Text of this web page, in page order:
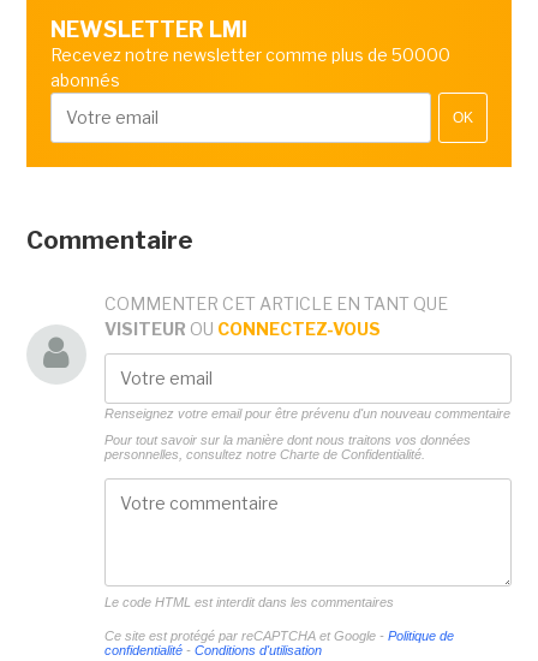
NEWSLETTER LMI
Recevez notre newsletter comme plus de 50000
abonnés
OK
Commentaire
COMMENTER CET ARTICLE EN TANT QUE
VISITEUR OU CONNECTEZ-VOUS
Renseignez votre email pour être prévenu d'un nouveau commentaire
Pour tout savoir sur la manière dont nous traitons vos données
personnelles, consultez notre Charte de Confidentialité.
Le code HTML est interdit dans les commentaires
Ce site est protégé par reCAPTCHA et Google - Politique de
confidentialité- Conditions d'utilisation